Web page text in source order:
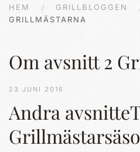
HEM GRILLBLOGGEN
GRILLMÄSTARNA
Om avsnitt 2
23 JUNI 2016
Andra